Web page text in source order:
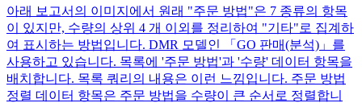
아래 보고서의 이미지에서 원래 "주문 방법"은 7 종류의 항목
이 있지만, 수량의 상위 4 개 이외를 정리하여 "기타"로 집계하
여 표시하는 방법입니다. DMR 모델인 「GO 판매(분석)」를
사용하고 있습니다. 목록에 '주문 방법'과 '수량' 데이터 항목을
배치합니다. 목록 쿼리의 내용은 이런 느낌입니다. 주문 방법
정렬 데이터 항목은 주문 방법을 수량이 큰 순서로 정렬합니